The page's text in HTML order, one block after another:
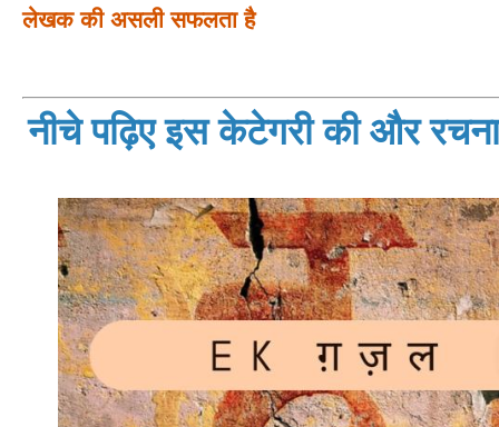
लेखक की असली सफलता है
नीचे पढ़िए इस केटेगरी की और